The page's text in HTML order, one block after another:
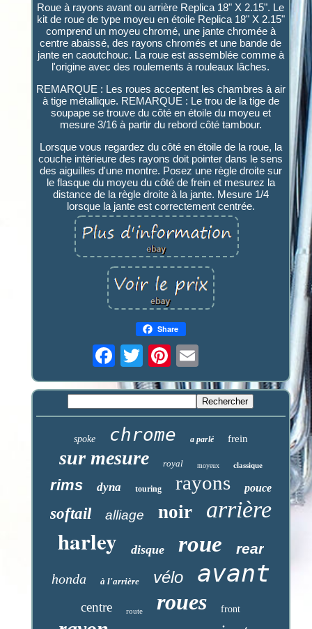
Roue à rayons avant ou arrière Replica 18" X 2.15". Le
kit de roue de type moyeu en étoile Replica 18" X 2.15"
comprend un moyeu chromé, une jante chromée à
centre abaissé, des rayons chromés et une bande de
jante en caoutchouc. La roue est assemblée comme à
l'origine avec des roulements à rouleaux lâches.
REMARQUE : Les roues acceptent les chambres à air
à tige métallique. REMARQUE : Le trou de la tige de
soupape se trouve du côté en étoile du moyeu et
mesure 3/16 à partir du rebord côté tambour.
Lorsque vous regardez du côté en étoile de la roue, la
couche intérieure des rayons doit pointer dans le sens
des aiguilles d'une montre. Posez une règle droite sur
le flasque du moyeu du côté de frein et mesurez la
distance de la règle droite à la jante. Mesure 1/4
lorsque la jante est correctement centrée.
Share
spoke chrome a parlé frein
sur mesure royal moyeux classique
rims dyna touring rayons pouce
softail alliage noir arrière
harley disque roue rear
honda à l'arrière vélo avant
centre route roues front